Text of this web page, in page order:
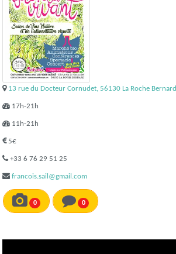
13 rue du Docteur Cornudet, 56130 La Roche Bernard
17h-21h
11h-21h
5€
+33 6 76 29 51 25
francois.sail@gmail.com
0 0